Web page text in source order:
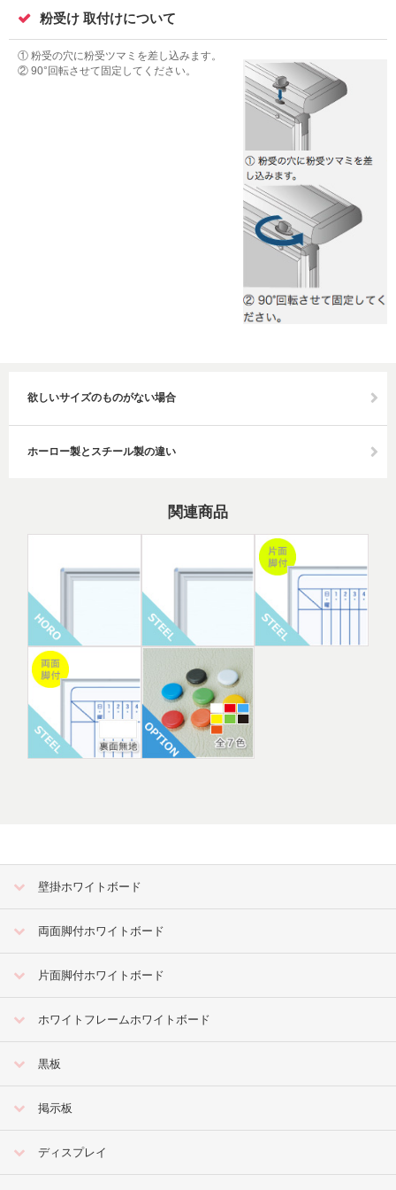
粉受け 取付けについて
① 粉受の穴に粉受ツマミを差し込みます。
② 90°回転させて固定してください。
欲しいサイズのものがない場合
ホーロー製とスチール製の違い
関連商品
壁掛ホワイトボード
両面脚付ホワイトボード
片面脚付ホワイトボード
ホワイトフレームホワイトボード
黒板
掲示板
ディスプレイ